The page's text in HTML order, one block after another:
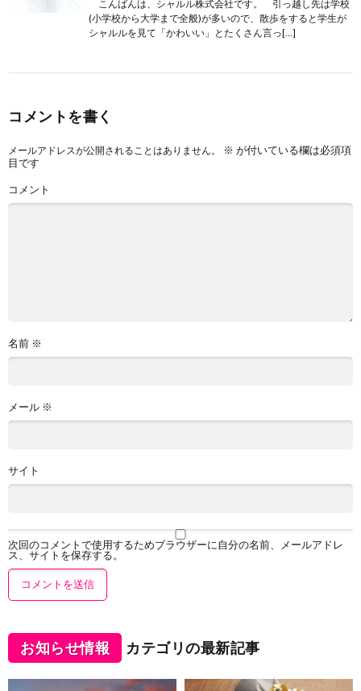
こんばんは、シャルル株式会社です。 引っ越し先は学校
(小学校から大学まで全般)が多いので、散歩をすると学生が
シャルルを見て「かわいい」とたくさん言っ[…]
コメントを書く
メールアドレスが公開されることはありません。 ※ が付いている欄は必須項
目です
コメント
名前 ※
メール ※
サイト
次回のコメントで使用するためブラウザーに自分の名前、メールアドレ
ス、サイトを保存する。
お知らせ情報 カテゴリの最新記事